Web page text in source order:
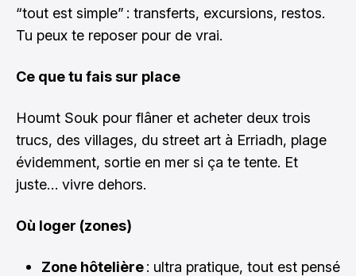
“tout est simple” : transferts, excursions, restos.
Tu peux te reposer pour de vrai.
Ce que tu fais sur place
Houmt Souk pour flâner et acheter deux trois
trucs, des villages, du street art à Erriadh, plage
évidemment, sortie en mer si ça te tente. Et
juste… vivre dehors.
Où loger (zones)
Zone hôtelière: ultra pratique, tout est pensé